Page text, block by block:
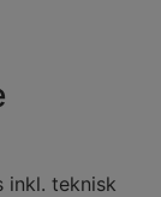
inkl. teknisk